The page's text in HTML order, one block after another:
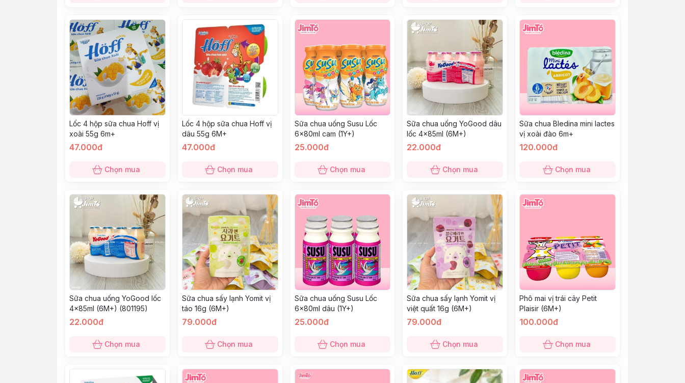
Lốc 4 hộp sữa chua Hoff vị
xoài 55g 6m+
47.000đ
Chọn mua
Lốc 4 hộp sữa chua Hoff vị
dâu 55g 6M+
47.000đ
Chọn mua
Sữa chua uống Susu Lốc
6x80ml cam (1Y+)
25.000đ
Chọn mua
Sữa chua uống YoGood dâu
lốc 4x85ml (6M+)
22.000đ
Chọn mua
Sữa chua Bledina mini lactes
vị xoài đào 6m+
120.000đ
Chọn mua
Sữa chua uống YoGood lốc
4x85ml (6M+) (801195)
22.000đ
Chọn mua
Sữa chua sấy lạnh Yomit vị
táo 16g (6M+)
79.000đ
Chọn mua
Sữa chua uống Susu Lốc
6x80ml dâu (1Y+)
25.000đ
Chọn mua
Sữa chua sấy lạnh Yomit vị
việt quất 16g (6M+)
79.000đ
Chọn mua
Phô mai vị trái cây Petit
Plaisir (6M+)
100.000đ
Chọn mua